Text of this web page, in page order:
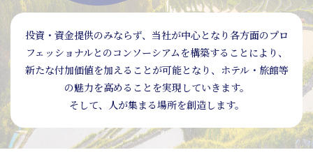
投資・資金提供のみならず、当社が中心となり各方面のプロ
フェッショナルとのコンソーシアムを構築することにより、
新たな付加価値を加えることが可能となり、
ホテル・旅館等
の魅力を高めることを実現していきます。
そして、人が集まる場所を創造します。